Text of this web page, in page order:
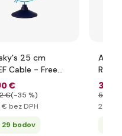
25 cm
Cable - Free
Physical /
€
€(-35 %)
€ bez DPH
29 bodov
34
51
28